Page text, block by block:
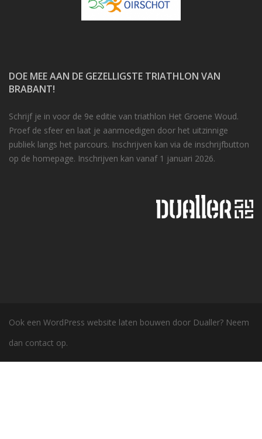
DOE MEE AAN DE GEZELLIGSTE TRIATHLON VAN
BRABANT!
Schrijf je in voor de 9e editie van triathlon Het Groene Woud.
Proef de sfeer en laat je aanmoedigen door het uitzinnige
publiek langs het parcours. Inschrijven kan via de inschrijfbutton
op de homepage. Inschrijven kan vanaf 1 januari 2026.
Ook een WordPress website laten bouwen door Dualler? Neem
dan contact op.